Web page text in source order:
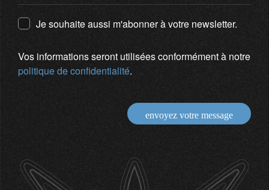
Je souhaite aussi m'abonner à votre newsletter.
Vos informations seront utilisées conformément à notre
politique de confidentialité.
envoyez votre message